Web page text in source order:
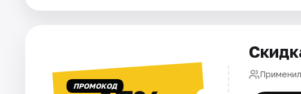
ПРОМОКОД